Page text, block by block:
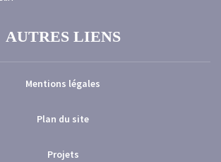
AUTRES LIENS
Mentions légales
Plan du site
Projets